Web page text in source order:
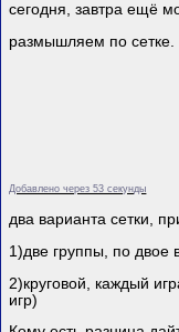
сегодня, завтра ещё
размышляем по сетке.
Добавлено через 53 секунды
два варианта сетки,
1)две группы, по двое
2)круговой, каждый
игр)